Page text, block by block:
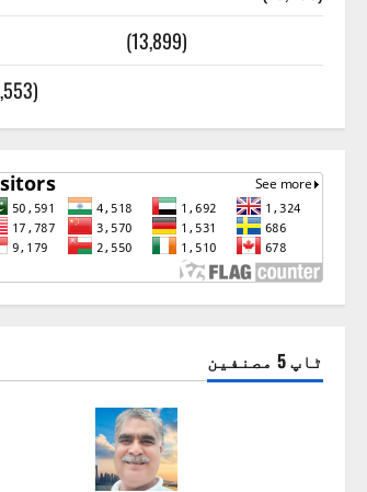
(13,899)
(13,553)
ٹاپ 5 مصنفین